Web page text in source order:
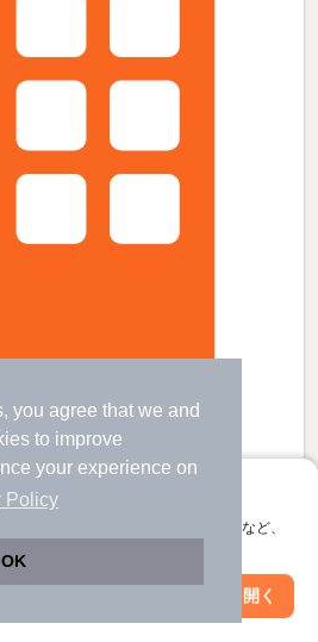
you agree that we and
to improve
your experience on
Policy
OK
、サクサクお部屋探し
える。マップ検索やお気に入り保存など、
アプリを開く
8ヶ月 3階建の賃貸物件
分 （近江鉄道線）
歩 30分 （近江鉄道線）
歩 46
絞り込み条件を変更